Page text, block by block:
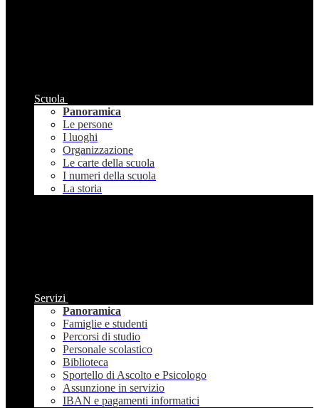
Scuola
Panoramica
Le persone
I luoghi
Organizzazione
Le carte della scuola
I numeri della scuola
La storia
Servizi
Panoramica
Famiglie e studenti
Percorsi di studio
Personale scolastico
Biblioteca
Sportello di Ascolto e Psicologo
Assunzione in servizio
IBAN e pagamenti informatici